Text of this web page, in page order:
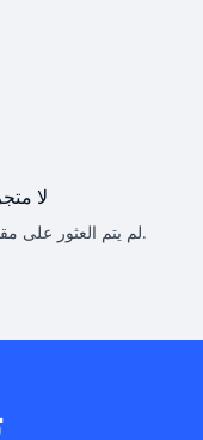
لا
لم يتم العثور على مقالات مطابقة للبحث الذي تم تحديده.